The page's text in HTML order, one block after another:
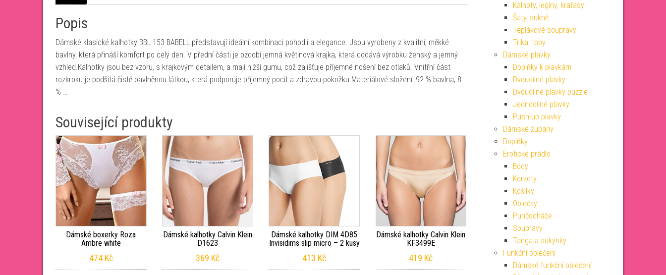
Popis
Dámské klasické kalhotky BBL 153 BABELL představují ideální kombinaci pohodlí a elegance. Jsou vyrobeny z kvalitní, měkké
bavlny, která přináší komfort po celý den. V přední části je ozdobí jemná květinová krajka, která dodává výrobku ženský a jemný
vzhled.Kalhotky jsou bez vzoru, s krajkovým detailem, a mají nižší gumu, což zajišťuje příjemné nošení bez otlaků. Vnitřní část
rozkroku je podšitá čistě bavlněnou látkou, která podporuje příjemný pocit a zdravou pokožku.Materiálové složení: 92 % bavlna, 8
% …
Související produkty
Dámské boxerky Roza
Ambre white
474 Kč
Dámské kalhotky Calvin Klein
D1623
369 Kč
Dámské kalhotky DIM 4D85
Invisidims slip micro – 2 kusy
413 Kč
Dámské kalhotky Calvin Klein
KF3499E
419 Kč
Kalhoty, legíny, kraťasy
Šaty, sukně
Teplákové soupravy
Trika, topy
Dámské plavky
Doplňky k plavkám
Dvoudílné plavky
Dvoudílné plavky puzzle
Jednodílné plavky
Push-up plavky
Dámské župany
Doplňky
Erotické prádlo
Body
Korzety
Košilky
Oblečky
Punčocháče
Soupravy
Tanga a sukýnky
Funkční oblečení
Dámské funkční oblečení